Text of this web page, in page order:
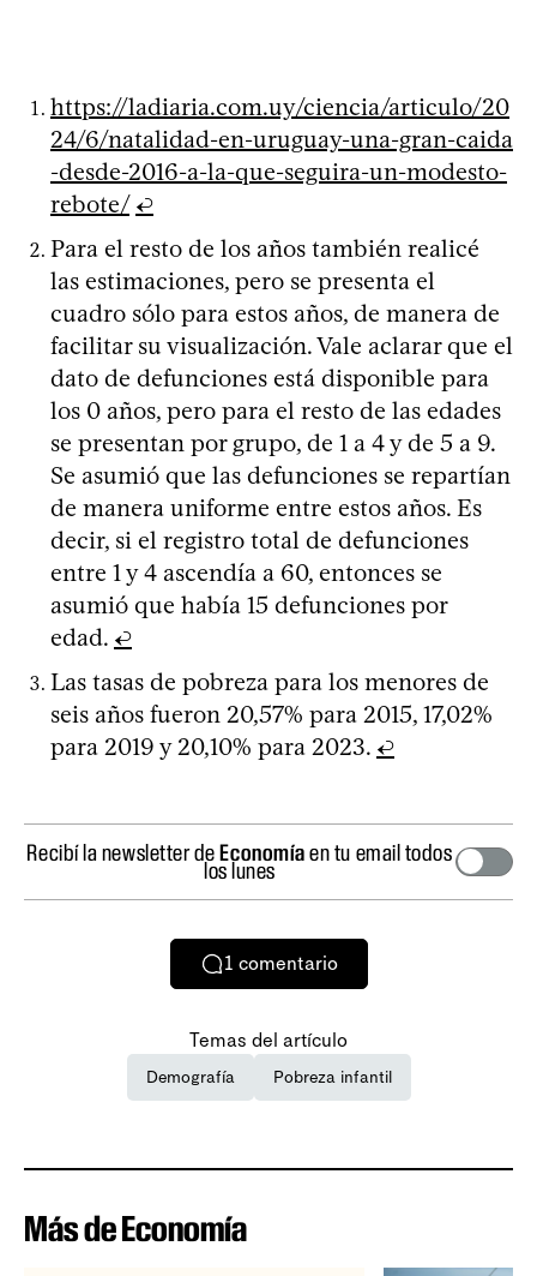
https://ladiaria.com.uy/ciencia/articulo/20
24/6/natalidad-en-uruguay-una-gran-caida
-desde-2016-a-la-que-seguira-un-modesto-
rebote/ ↩
Para el resto de los años también realicé
las estimaciones, pero se presenta el
cuadro sólo para estos años, de manera de
facilitar su visualización. Vale aclarar que el
dato de defunciones está disponible para
los 0 años, pero para el resto de las edades
se presentan por grupo, de 1 a 4 y de 5 a 9.
Se asumió que las defunciones se repartían
de manera uniforme entre estos años. Es
decir, si el registro total de defunciones
entre 1 y 4 ascendía a 60, entonces se
asumió que había 15 defunciones por
edad. ↩
Las tasas de pobreza para los menores de
seis años fueron 20,57% para 2015, 17,02%
para 2019 y 20,10% para 2023. ↩
Recibí la newsletter deEconomíaen tu email todos
los lunes
1 comentario
Temas del artículo
Demografía Pobreza infantil
Más de Economía